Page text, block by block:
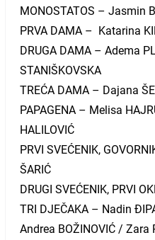
MONOSTATOS – Jasmin
PRVA DAMA – Katarina
DRUGA DAMA – Adema
STANIŠKOVSKA
TREĆA DAMA – Dajana
PAPAGENA – Melisa
HALILOVIĆ
PRVI SVEĆENIK,
ŠARIĆ
DRUGI SVEĆENIK, PRVI
TRI DJEČAKA – Nadin
Andrea BOŽINOVIĆ / Zara